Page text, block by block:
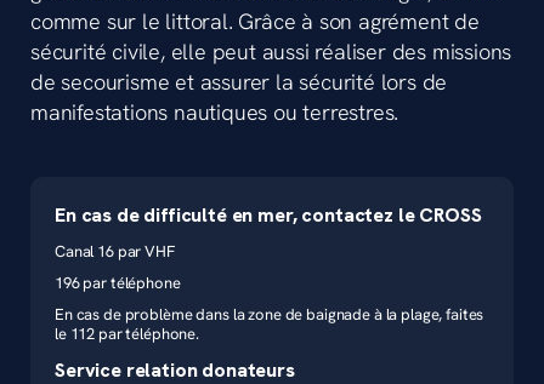
comme sur le littoral. Grâce à son agrément de
sécurité civile, elle peut aussi réaliser des missions
de secourisme et assurer la sécurité lors de
manifestations nautiques ou terrestres.
En cas de difficulté en mer, contactez le CROSS
Canal 16 par VHF
196 par téléphone
En cas de problème dans la zone de baignade à la plage, faites
le 112 par téléphone.
Service relation donateurs